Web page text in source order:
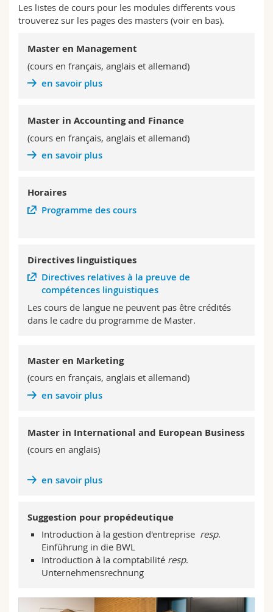
Les listes de cours pour les modules differents vous
trouverez sur les pages des masters (voir en bas).
Master en Management
(cours en français, anglais et allemand)
en savoir plus
Master in Accounting and Finance
(cours en français, anglais et allemand)
en savoir plus
Horaires
Programme des cours
Directives linguistiques
Directives relatives à la preuve de
compétences linguistiques
Les cours de langue ne peuvent pas être crédités
dans le cadre du programme de Master.
Master en Marketing
(cours en français, anglais et allemand)
en savoir plus
Master in International and European Business
(cours en anglais)
en savoir plus
Suggestion pour propédeutique
Introduction à la gestion d'entreprise resp.
Einführung in die BWL
Introduction à la comptabilité resp.
Unternehmensrechnung